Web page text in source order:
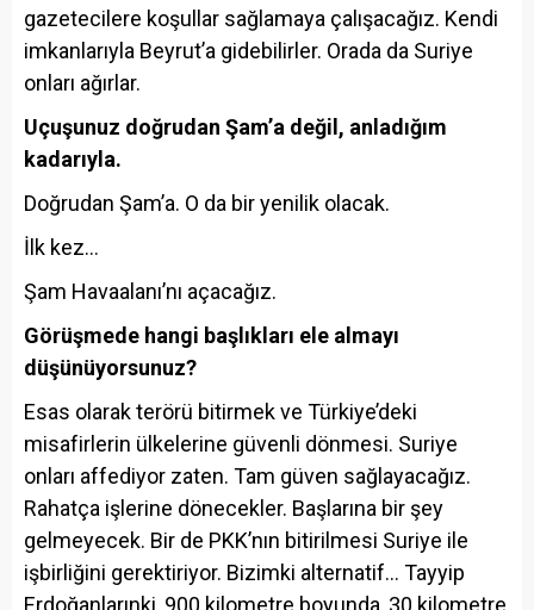
gazetecilere koşullar sağlamaya çalışacağız. Kendi
imkanlarıyla Beyrut’a gidebilirler. Orada da Suriye
onları ağırlar.
Uçuşunuz doğrudan Şam’a değil, anladığım
kadarıyla.
Doğrudan Şam’a. O da bir yenilik olacak.
İlk kez…
Şam Havaalanı’nı açacağız.
Görüşmede hangi başlıkları ele almayı
düşünüyorsunuz?
Esas olarak terörü bitirmek ve Türkiye’deki
misafirlerin ülkelerine güvenli dönmesi. Suriye
onları affediyor zaten. Tam güven sağlayacağız.
Rahatça işlerine dönecekler. Başlarına bir şey
gelmeyecek. Bir de PKK’nın bitirilmesi Suriye ile
işbirliğini gerektiriyor. Bizimki alternatif… Tayyip
Erdoğanlarınki, 900 kilometre boyunda, 30 kilometre